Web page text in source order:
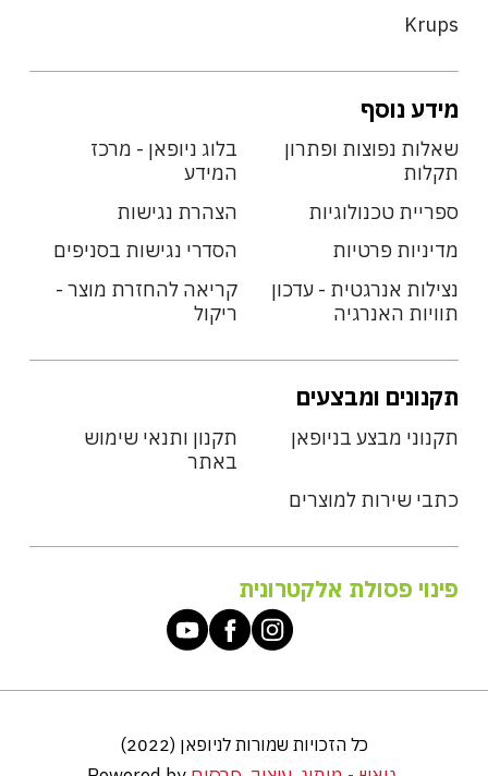
Krups
מידע נוסף
שאלות נפוצות ופתרון
תקלות
בלוג ניופאן - מרכז
המידע
ספריית טכנולוגיות
הצהרת נגישות
מדיניות פרטיות
הסדרי נגישות בסניפים
נצילות אנרגטית - עדכון
תוויות האנרגיה
קריאה להחזרת מוצר -
ריקול
תקנונים ומבצעים
תקנוני מבצע בניופאן
תקנון ותנאי שימוש
באתר
כתבי שירות למוצרים
פינוי פסולת אלקטרונית
כל הזכויות שמורות לניופאן (2022)